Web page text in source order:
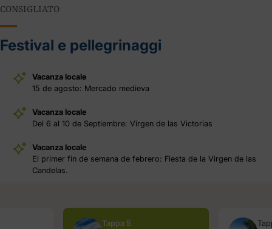
CONSIGLIATO
Festival e pellegrinaggi
Vacanza locale
15 de agosto: Mercado medieva
Vacanza locale
Del 6 al 10 de Septiembre: Virgen de las Victorias
Vacanza locale
El primer fin de semana de febrero: Fiesta de la Virgen de las
Candelas.
Tappa 5